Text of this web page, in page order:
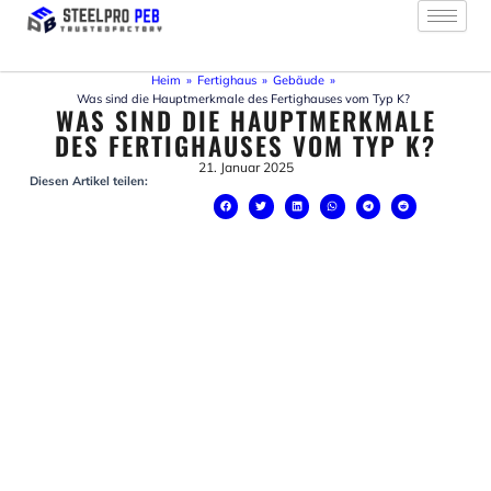
Zum
springen
Heim » Fertighaus » Gebäude »
Was sind die Hauptmerkmale des Fertighauses vom Typ K?
WAS SIND DIE HAUPTMERKMALE
DES FERTIGHAUSES VOM TYP K?
21. Januar 2025
Diesen Artikel teilen: